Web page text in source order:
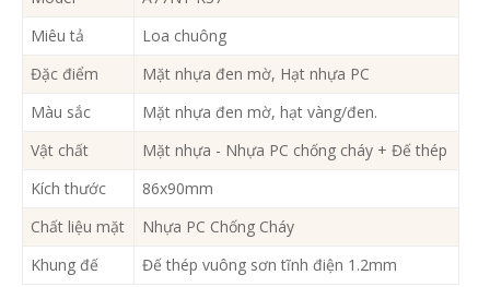
Miêu tả
Loa chuông
Đặc điểm
Mặt nhựa đen mờ, Hạt nhựa PC
Màu sắc
Mặt nhựa đen mờ, hạt vàng/đen.
Vật chất
Mặt nhựa - Nhựa PC chống cháy + Đế thép
Kích thước
86x90mm
Chất liệu mặt
Nhựa PC Chống Cháy
Khung đế
Đế thép vuông sơn tĩnh điện 1.2mm